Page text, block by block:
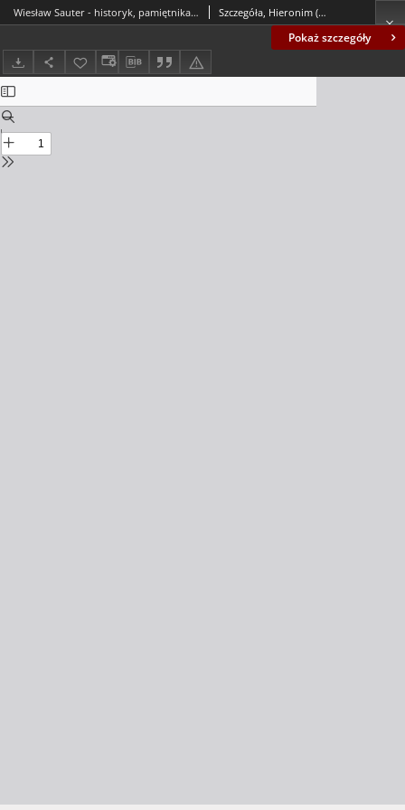
Pokaż szczegóły
Wiesław Sauter - historyk, pamiętnikarz i działacz kultury Szczegóła, Hieronim (1931-)